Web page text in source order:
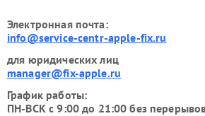
Электронная почта:
info@service-centr-apple-fix.ru
для юридических лиц
manager@fix-apple.ru
График работы:
ПН-ВСК с 9:00 до 21:00 без